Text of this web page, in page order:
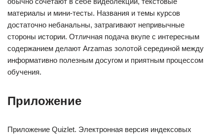
материалы и мини-тесты. Названия и темы курсов
достаточно небанальны, затрагивают непривычные
стороны истории. Отличная подача вкупе с интересным
содержанием делают Arzamas золотой серединой между
информативно полезным досугом и приятным процессом
обучения.
Приложение
Приложение Quizlet. Электронная версия индексовых